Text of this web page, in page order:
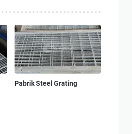
Pabrik Steel Grating